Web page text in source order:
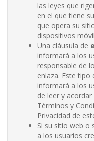
las leyes que
en el que tiene
que opera su
dispositivos
Una cláusula de
informará a los
responsable de
enlaza. Este tipo
informará a los
de leer y
Términos y
Privacidad de
Si su sitio web o
a los usuarios